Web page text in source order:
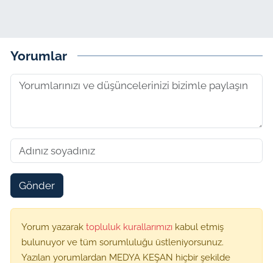
Yorumlar
Gönder
Yorum yazarak topluluk kurallarımızı kabul etmiş
bulunuyor ve tüm sorumluluğu üstleniyorsunuz.
Yazılan yorumlardan MEDYA KEŞAN hiçbir şekilde